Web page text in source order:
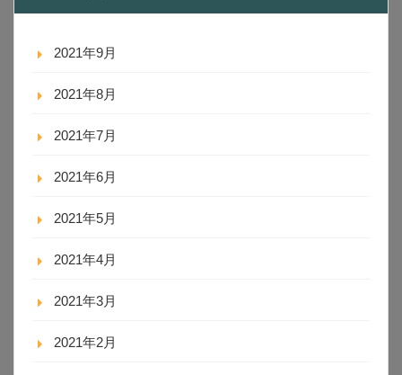
2021年9月
2021年8月
2021年7月
2021年6月
2021年5月
2021年4月
2021年3月
2021年2月